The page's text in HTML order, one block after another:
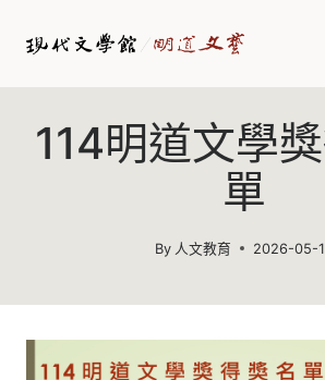
114明道文學
單
By 人文教育 2026-05-